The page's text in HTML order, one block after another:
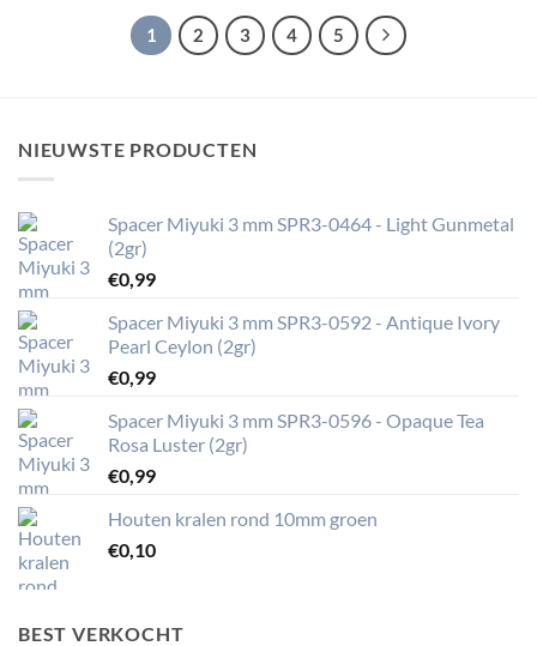
1 2 3 4 5
NIEUWSTE PRODUCTEN
Spacer Miyuki 3 mm SPR3-0464 - Light Gunmetal
(2gr)
€0,99
Spacer Miyuki 3 mm SPR3-0592 - Antique Ivory
Pearl Ceylon (2gr)
€0,99
Spacer Miyuki 3 mm SPR3-0596 - Opaque Tea
Rosa Luster (2gr)
€0,99
Houten kralen rond 10mm groen
€0,10
BEST VERKOCHT